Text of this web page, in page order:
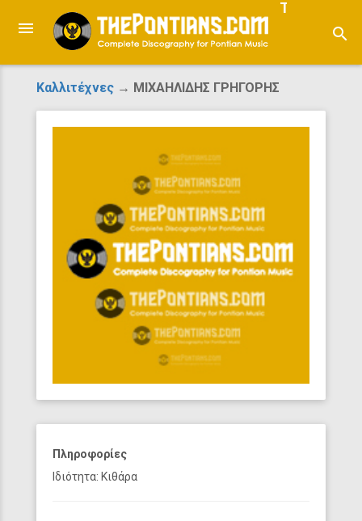
search
Καλλιτέχνες → ΜΙΧΑΗΛΙΔΗΣ ΓΡΗΓΟΡΗΣ
Πληροφορίες
Ιδιότητα: Κιθάρα